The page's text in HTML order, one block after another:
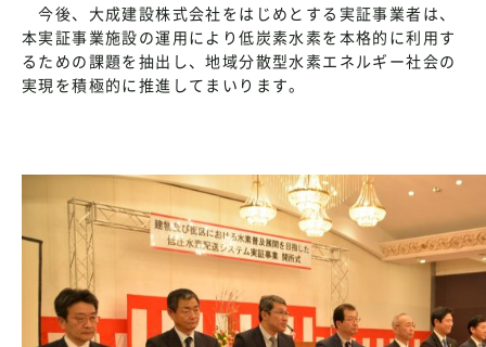
今後、大成建設株式会社をはじめとする実証事業者は、
本実証事業施設の運用により低炭素水素を本格的に利用す
るための課題を抽出し、地域分散型水素エネルギー社会の
実現を積極的に推進してまいります。